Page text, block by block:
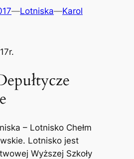
—Lotniska—Karol
– Lotnisko Chełm
Lotnisko jest
Wyższej Szkoły